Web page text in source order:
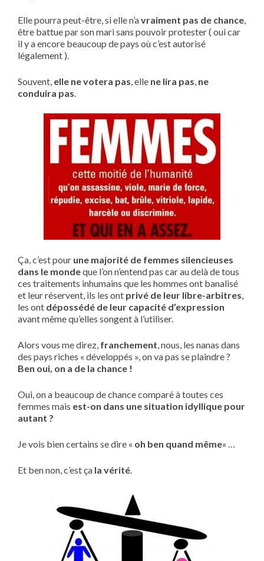
Elle pourra peut-être, si elle n’avraiment pas de chance,
être battue par son mari sans pouvoir protester ( oui car
il y a encore beaucoup de pays où c’est autorisé
légalement ).
Souvent, elle ne votera pas, elle ne lira pas, ne
conduira pas.
Ça, c’est pour une majorité de femmes silencieuses
dans le mondeque l’on n’entend pas car au delà de tous
ces traitements inhumains que les hommes ont banalisé
et leur réservent, ils les ont privé de leur libre-arbitres,
les ont dépossédé de leur capacité d’expression
avant même qu’elles songent à l’utiliser.
Alors vous me direz, franchement, nous, les nanas dans
des pays riches « développés », on va pas se plaindre ?
Ben oui, on a de la chance !
Oui, on a beaucoup de chance comparé à toutes ces
femmes mais est-on dans une situation idyllique pour
autant ?
Je vois bien certains se dire « oh ben quand même« …
Et ben non, c’est ça la vérité.